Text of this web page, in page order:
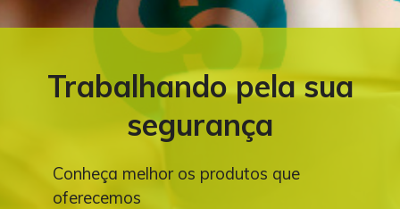
Trabalhando pela sua
segurança
Conheça melhor os produtos que
oferecemos